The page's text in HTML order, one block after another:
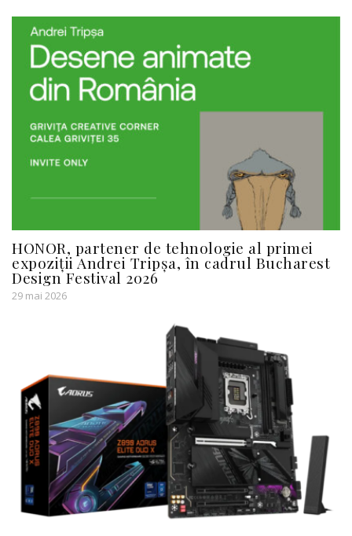
HONOR, partener de tehnologie al primei
expoziții Andrei Tripșa, în cadrul Bucharest
Design Festival 2026
29 mai 2026